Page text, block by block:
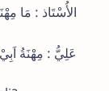
الأُسْتَاذ : مَا
عَلِيُّ : مِهْنَةُ اَبِيْ